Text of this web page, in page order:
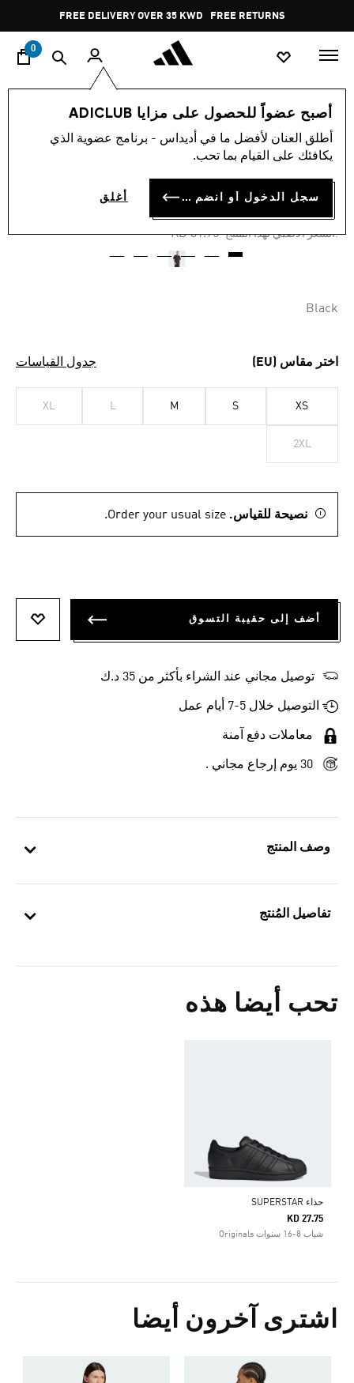
Pause
promotion
rotation
FREE DELIVERY OVER 35 KWD FREE RETURNS
0
أصبح عضواً للحصول على مزايا ADICLUB
أطلق العنان لأفضل ما في أديداس - برنامج عضوية الذي
يكافئك على القيام بما تحب.
سجل الدخول أو انضم الآن أغلق
وصف المنتج
تفاصيل المُنتج
تحب أيضا هذه
حذاء SUPERSTAR
KD 27.75
شباب 8-16 سنوات Originals
اشترى آخرون أيضا
الرجال ملابس
-25%
قميص واباش فضفاض
KD 22.23
:السعر الأصلي لهذا المنتج Price reduced from
KD 31.75
to
Black
اختر مقاس (EU) جدول القياسات
XS
S
M
L
XL
2XL
نصيحة للقياس. Order your usual size.
أضف إلى حقيبة التسوق
توصيل مجاني عند الشراء بأكثر من 35 د.ك
التوصيل خلال 5-7 أيام عمل
معاملات دفع آمنة